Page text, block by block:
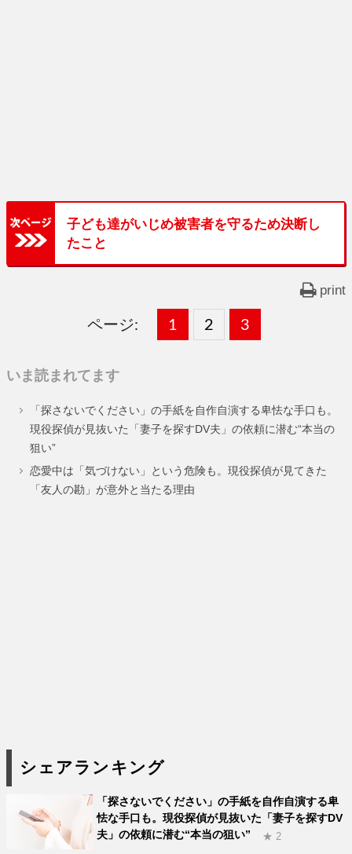
子ども達がいじめ被害者を守るため決断し
たこと
print
ページ:
固
ー
1 ,
固
ー
2 ,
固
ー
3
いま読まれてます
「探さないでください」の手紙を自作自演する卑怯な手口も。
現役探偵が見抜いた「妻子を探すDV夫」の依頼に潜む“本当の
狙い”
恋愛中は「気づけない」という危険も。現役探偵が見てきた
「友人の勘」が意外と当たる理由
シェアランキング
「探さないでください」の手紙を自作自演する卑
怯な手口も。現役探偵が見抜いた「妻子を探すDV
夫」の依頼に潜む“本当の狙い”
★ 2